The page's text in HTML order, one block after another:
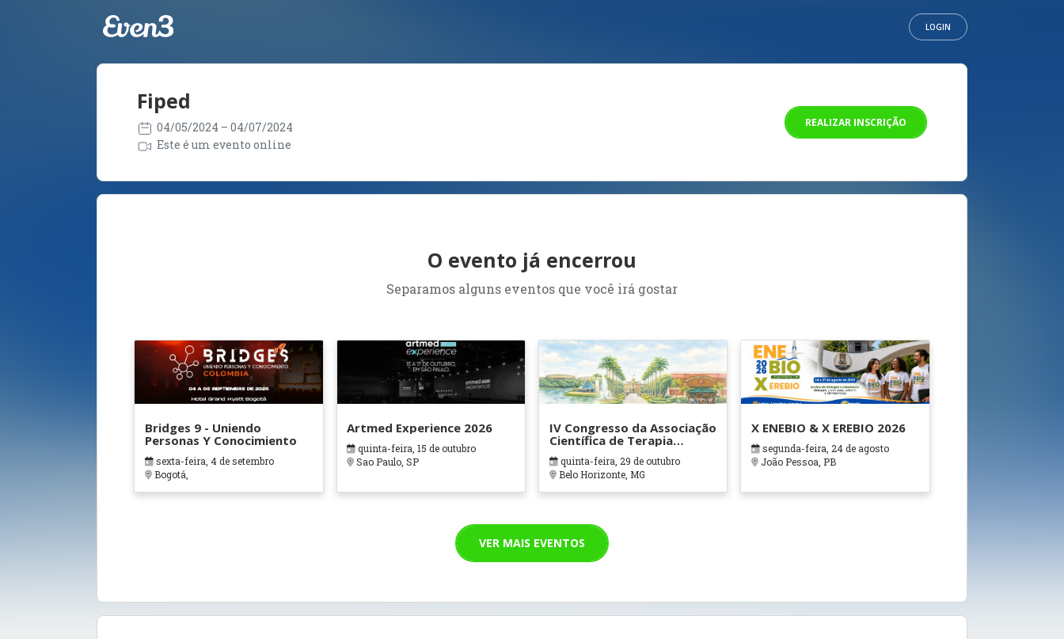
LOGIN
Fiped
04/05/2024 – 04/07/2024
Este é um evento online
REALIZAR INSCRIÇÃO
O evento já encerrou
Separamos alguns eventos que você irá gostar
Bridges 9 - Uniendo
Personas Y Conocimiento
sexta-feira, 4 de setembro
Bogotá,
Artmed Experience 2026
quinta-feira, 15 de outubro
Sao Paulo, SP
IV Congresso da Associação
Científica de Terapia
Ocupacional em Contextos
Hospitalares e Cuidados
Paliativos - ATOHOSP
quinta-feira, 29 de outubro
Belo Horizonte, MG
X ENEBIO & X EREBIO 2026
segunda-feira, 24 de agosto
João Pessoa, PB
VER MAIS EVENTOS